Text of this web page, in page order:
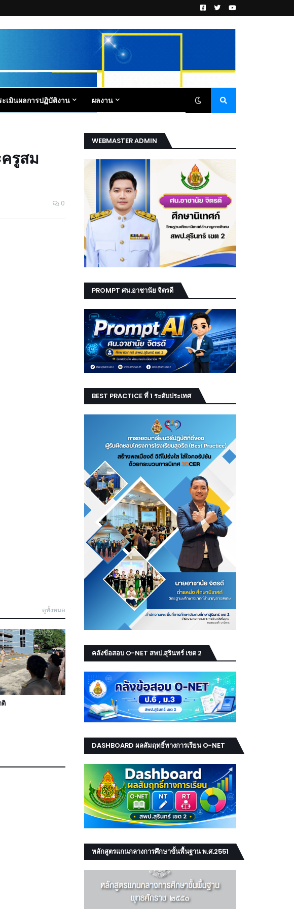
เมินผลการปฏิบัติงาน ผลงาน
รูสม
0
ดูทั้งหมด
ติ
WEBMASTER ADMIN
PROMPT ศน.อาชานัย จิตรดี
BEST PRACTICE ที่ 1 ระดับประเทศ
คลังข้อสอบ O-NET สพป.สุรินทร์ เขต 2
DASHBOARD ผลสัมฤทธิ์ทางการเรียน O-NET
หลักสูตรแกนกลางการศึกษาขั้นพื้นฐาน พ.ศ.2551